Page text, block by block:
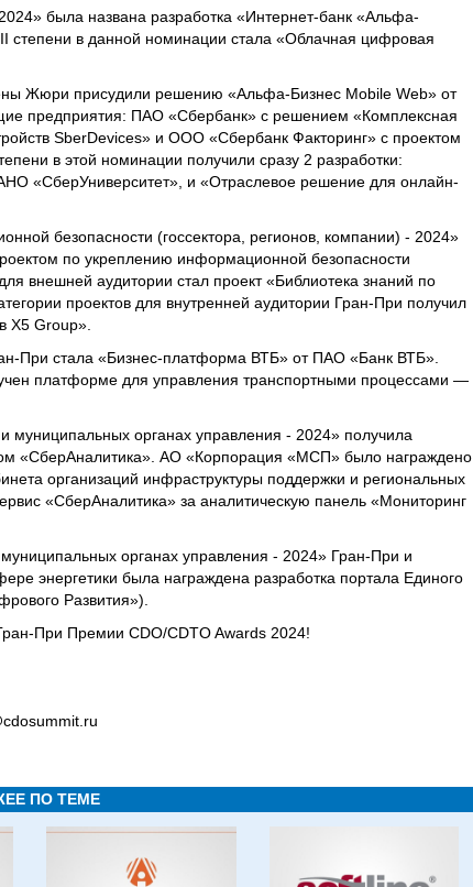
была названа разработка «Интернет-банк «Альфа-
в данной номинации стала «Облачная цифровая
Жюри присудили решению «Альфа-Бизнес Mobile Web» от
предприятия: ПАО «Сбербанк» с решением «Комплексная
SberDevices» и ООО «Сбербанк Факторинг» с проектом
в этой номинации получили сразу 2 разработки:
«СберУниверситет», и «Отраслевое решение для онлайн-
безопасности (госсектора, регионов, компании) - 2024»
по укреплению информационной безопасности
внешней аудитории стал проект «Библиотека знаний по
проектов для внутренней аудитории Гран-При получил
Х5 Group».
При стала «Бизнес-платформа ВТБ» от ПАО «Банк ВТБ».
платформе для управления транспортными процессами —
органах управления - 2024» получила
«СберАналитика». АО «Корпорация «МСП» было награждено
организаций инфраструктуры поддержки и региональных
«СберАналитика» за аналитическую панель «Мониторинг
органах управления - 2024» Гран-При и
энергетики была награждена разработка портала Единого
Развития»).
При Премии CDO/CDTO Awards 2024!
ПО ТЕМЕ